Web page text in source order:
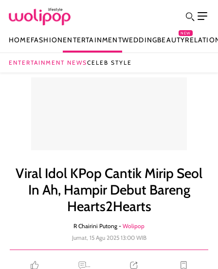
HOMEFASHIONENTERTAINMENTWEDDINGBEAUTY
NEW
ENTERTAINMENT NEWSCELEB STYLE
Viral Idol KPop Cantik Mirip Seol
In Ah, Hampir Debut Bareng
Hearts2Hearts
R Chairini Putong - Wolipop
Jumat, 15 Agu 2025 13:00 WIB
...